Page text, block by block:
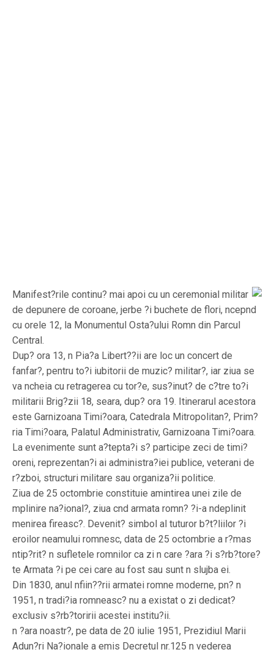
Manifest?rile continu? mai apoi cu un ceremonial militar
de depunere de coroane, jerbe ?i buchete de flori, ncepnd
cu orele 12, la Monumentul Osta?ului Romn din Parcul
Central.
Dup? ora 13, n Pia?a Libert??ii are loc un concert de
fanfar?, pentru to?i iubitorii de muzic? militar?, iar ziua se
va ncheia cu retragerea cu tor?e, sus?inut? de c?tre to?i
militarii Brig?zii 18, seara, dup? ora 19. Itinerarul acestora
este Garnizoana Timi?oara, Catedrala Mitropolitan?, Prim?
ria Timi?oara, Palatul Administrativ, Garnizoana Timi?oara.
La evenimente sunt a?tepta?i s? participe zeci de timi?
oreni, reprezentan?i ai administra?iei publice, veterani de
r?zboi, structuri militare sau organiza?ii politice.
Ziua de 25 octombrie constituie amintirea unei zile de
mplinire na?ional?, ziua cnd armata romn? ?i-a ndeplinit
menirea fireasc?. Devenit? simbol al tuturor b?t?liilor ?i
eroilor neamului romnesc, data de 25 octombrie a r?mas
ntip?rit? n sufletele romnilor ca zi n care ?ara ?i s?rb?tore?
te Armata ?i pe cei care au fost sau sunt n slujba ei.
Din 1830, anul nfiin??rii armatei romne moderne, pn? n
1951, n tradi?ia romneasc? nu a existat o zi dedicat?
exclusiv s?rb?toririi acestei institu?ii.
n ?ara noastr?, pe data de 20 iulie 1951, Prezidiul Marii
Adun?ri Na?ionale a emis Decretul nr.125 n vederea